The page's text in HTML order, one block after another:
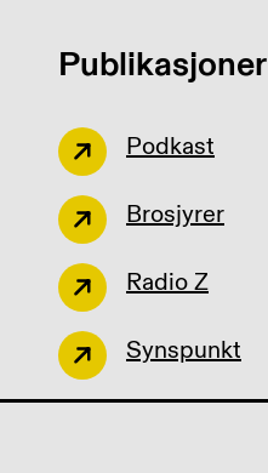
Publikasjoner
Podkast
Brosjyrer
Radio Z
Synspunkt